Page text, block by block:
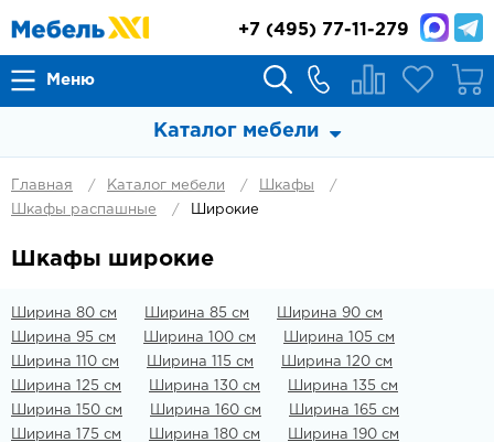
Меню
+7 (495) 77-11-279
Каталог мебели
Главная Каталог мебели
Шкафы
Шкафы распашные
Широкие
Шкафы широкие
Ширина 80 см Ширина 85 см
Ширина 90 см
Ширина 95 см
Ширина 100 см
Ширина 105 см
Ширина 110 см
Ширина 115 см
Ширина 120 см
Ширина 125 см
Ширина 130 см
Ширина 135 см
Ширина 150 см
Ширина 160 см
Ширина 165 см
Ширина 175 см
Ширина 180 см
Ширина 190 см